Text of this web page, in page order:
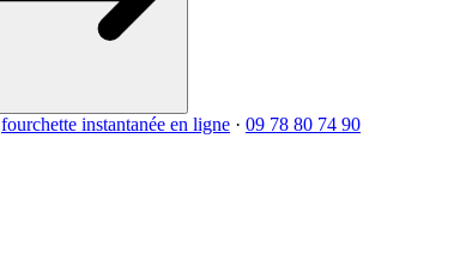
fourchette instantanée en ligne · 09 78 80 74 90